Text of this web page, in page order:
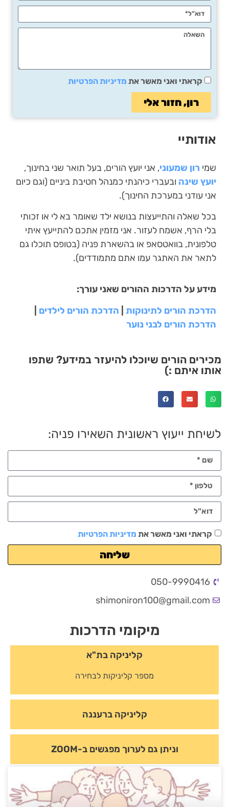
לשיחת ייעוץ ראשונית השאירו פניה:
קראתי ואני מאשר את מדיניות הפרטיות
שליחה
050-9990416
shimoniron100@gmail.com
מיקומי הדרכות
קליניקה בת"א
מספר קליניקות לבחירה
קליניקה ברעננה
וניתן גם לערוך מפגשים ב-ZOOM
קראתי ואני מאשר את מדיניות הפרטיות
רון, חזור אלי
אודותיי
שמי רון שמעוני, אני יועץ הורים, בעל תואר שני בחינוך,
יועץ שינה ובעברי כיהנתי כמנהל חטיבת ביניים (וגם כיום
אני עודני במערכת החינוך).
בכל שאלה והתייעצות בנושא ילד שאומר בא לי או זכותי
בלי הרף, אשמח לעזור. אני מזמין אתכם להתייעץ איתי
טלפונית, בוואטסאפ או בהשארת פניה (בטופס תוכלו גם
לתאר את האתגר עמו אתם מתמודדים).
מידע על הדרכות ההורים שאני עורך:
הדרכת הורים לתינוקות
הדרכת הורים לילדים
הדרכת הורים לבני נוער
מכירים הורים שיוכלו להיעזר במידע? שתפו
אותו איתם :)